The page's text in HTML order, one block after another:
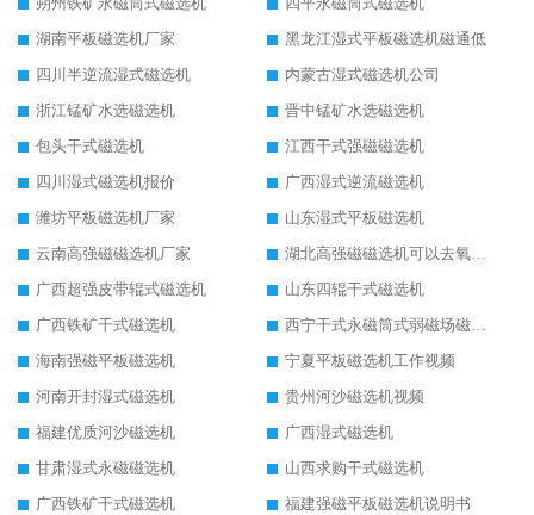
湖南平板磁选机厂家
黑龙江湿式平板磁选机磁通低
四川半逆流湿式磁选机
内蒙古湿式磁选机公司
浙江锰矿水选磁选机
晋中锰矿水选磁选机
包头干式磁选机
江西干式强磁磁选机
四川湿式磁选机报价
广西湿式逆流磁选机
潍坊平板磁选机厂家
山东湿式平板磁选机
云南高强磁磁选机厂家
湖北高强磁磁选机可以去氧化铝
广西超强皮带辊式磁选机
山东四辊干式磁选机
广西铁矿干式磁选机
西宁干式永磁筒式弱磁场磁选机结构图
海南强磁平板磁选机
宁夏平板磁选机工作视频
河南开封湿式磁选机
贵州河沙磁选机视频
福建优质河沙磁选机
广西湿式磁选机
甘肃湿式永磁磁选机
山西求购干式磁选机
广西铁矿干式磁选机
福建强磁平板磁选机说明书